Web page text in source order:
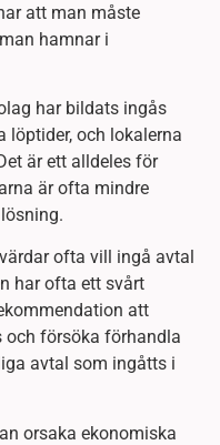
att man måste
hamnar i
har bildats ingås
löptider, och lokalerna
är ett alldeles för
är ofta mindre
ofta vill ingå avtal
har ofta ett svårt
att
och försöka förhandla
avtal som ingåtts i
orsaka ekonomiska